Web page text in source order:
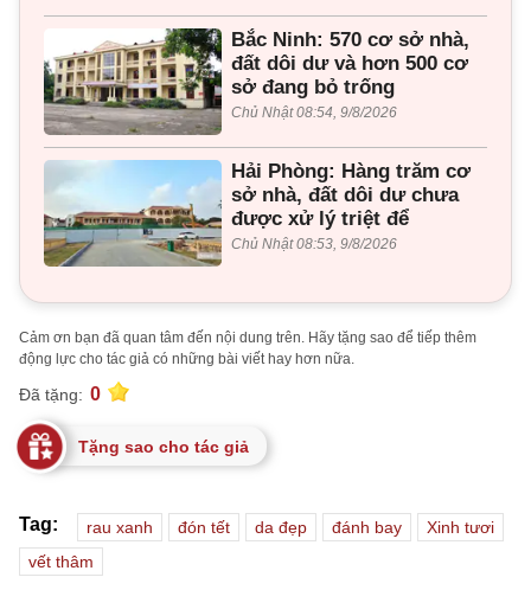
Bắc Ninh: 570 cơ sở nhà,
đất dôi dư và hơn 500 cơ
sở đang bỏ trống
Chủ Nhật 08:54, 9/8/2026
Hải Phòng: Hàng trăm cơ
sở nhà, đất dôi dư chưa
được xử lý triệt để
Chủ Nhật 08:53, 9/8/2026
Cảm ơn bạn đã quan tâm đến nội dung trên. Hãy tặng sao để tiếp thêm
động lực cho tác giả có những bài viết hay hơn nữa.
Đã tặng: 0
Tặng sao cho tác giả
Tag: rau xanh đón tết da đẹp đánh bay
Xinh tươi
vết thâm